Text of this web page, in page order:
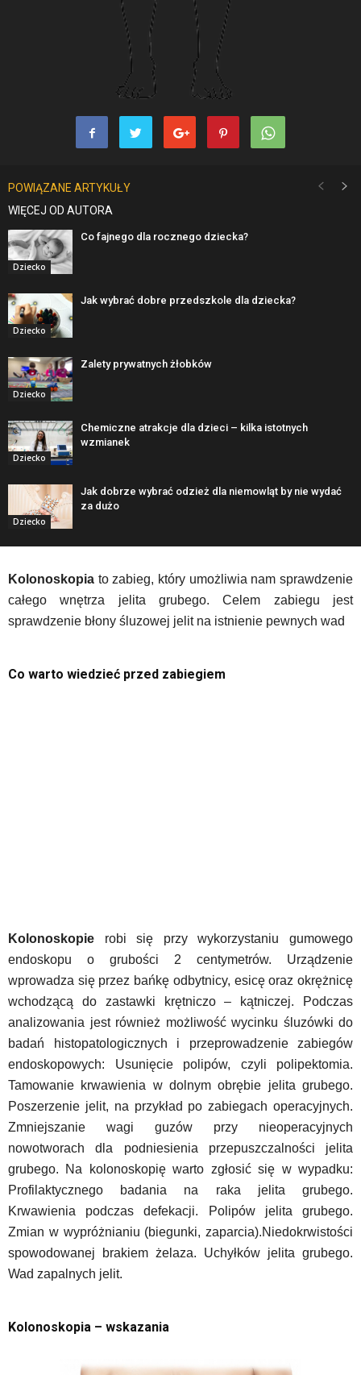
POWIĄZANE ARTYKUŁY
WIĘCEJ OD AUTORA
Dziecko
Co fajnego dla rocznego dziecka?
Dziecko
Jak wybrać dobre przedszkole dla dziecka?
Dziecko
Zalety prywatnych żłobków
Dziecko
Chemiczne atrakcje dla dzieci – kilka istotnych
wzmianek
Dziecko
Jak dobrze wybrać odzież dla niemowląt by nie wydać
za dużo
Kolonoskopia to zabieg, który umożliwia nam sprawdzenie
całego wnętrza jelita grubego. Celem zabiegu jest
sprawdzenie błony śluzowej jelit na istnienie pewnych wad
Co warto wiedzieć przed zabiegiem
Kolonoskopie robi się przy wykorzystaniu gumowego
endoskopu o grubości 2 centymetrów. Urządzenie
wprowadza się przez bańkę odbytnicy, esicę oraz okrężnicę
wchodzącą do zastawki krętniczo – kątniczej. Podczas
analizowania jest również możliwość wycinku śluzówki do
badań histopatologicznych i przeprowadzenie zabiegów
endoskopowych: Usunięcie polipów, czyli polipektomia.
Tamowanie krwawienia w dolnym obrębie jelita grubego.
Poszerzenie jelit, na przykład po zabiegach operacyjnych.
Zmniejszanie wagi guzów przy nieoperacyjnych
nowotworach dla podniesienia przepuszczalności jelita
grubego. Na kolonoskopię warto zgłosić się w wypadku:
Profilaktycznego badania na raka jelita grubego.
Krwawienia podczas defekacji. Polipów jelita grubego.
Zmian w wypróżnianiu (biegunki, zaparcia).Niedokrwistości
spowodowanej brakiem żelaza. Uchyłków jelita grubego.
Wad zapalnych jelit.
Kolonoskopia – wskazania